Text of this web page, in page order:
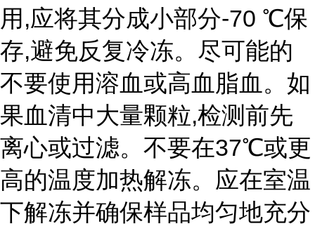
用,应将其分成小部分-70 ℃保
存,避免反复冷冻。尽可能的
不要使用溶血或高血脂血。如
果血清中大量颗粒,检测前先
离心或过滤。不要在37℃或更
高的温度加热解冻。应在室温
下解冻并确保样品均匀地充分